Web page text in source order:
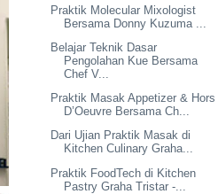
Praktik Molecular Mixologist
Bersama Donny Kuzuma ...
Belajar Teknik Dasar
Pengolahan Kue Bersama
Chef V...
Praktik Masak Appetizer & Hors
D’Oeuvre Bersama Ch...
Dari Ujian Praktik Masak di
Kitchen Culinary Graha...
Praktik FoodTech di Kitchen
Pastry Graha Tristar -...